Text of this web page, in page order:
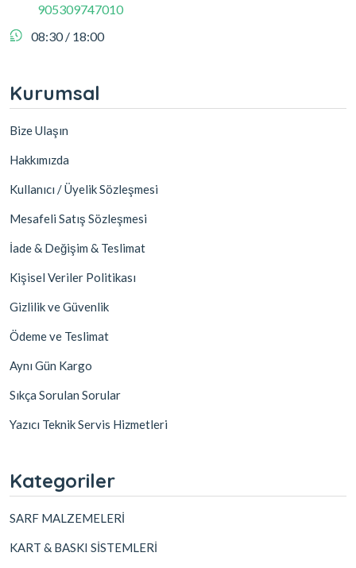
905309747010
08:30 / 18:00
Kurumsal
Bize Ulaşın
Hakkımızda
Kullanıcı / Üyelik Sözleşmesi
Mesafeli Satış Sözleşmesi
İade & Değişim & Teslimat
Kişisel Veriler Politikası
Gizlilik ve Güvenlik
Ödeme ve Teslimat
Aynı Gün Kargo
Sıkça Sorulan Sorular
Yazıcı Teknik Servis Hizmetleri
Kategoriler
SARF MALZEMELERİ
KART & BASKI SİSTEMLERİ